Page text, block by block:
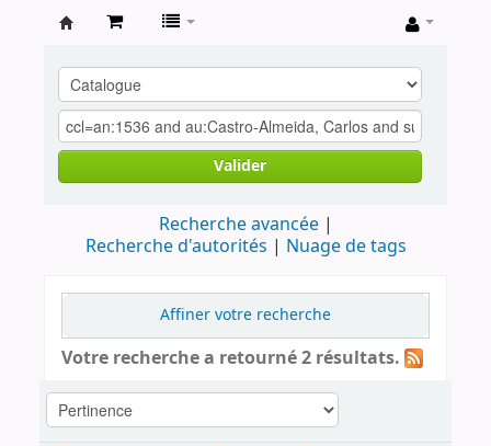
contestataires
Valider
Recherche avancée
Recherche d'autorités
Nuage de tags
Affiner votre recherche
Votre recherche a retourné 2 résultats.